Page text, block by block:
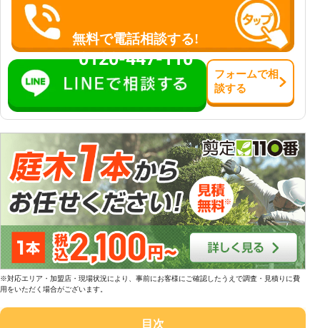
無料で電話相談する!
0120-447-110
フォームで相
談する
※対応エリア・加盟店・現場状況により、事前にお客様にご確認したうえで調査・見積りに費
用をいただく場合がございます。
目次